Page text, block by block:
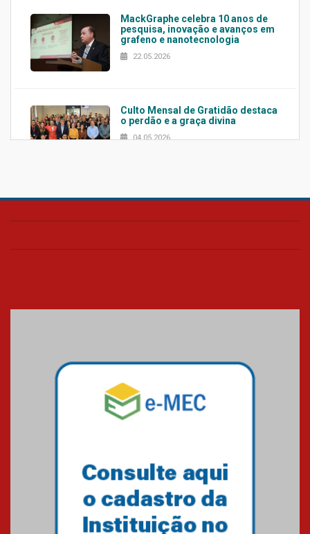
MackGraphe celebra 10 anos de
pesquisa, inovação e avanços em
grafeno e nanotecnologia
22.05.2026
Culto Mensal de Gratidão destaca
o perdão e a graça divina
04.05.2026
Confira como foi o culto mensal
Mackenzie mobiliza campanha
solidária para apoiar famílias em
Minas Gerais
Primeiro culto do ano ressalta o
27.02.2026